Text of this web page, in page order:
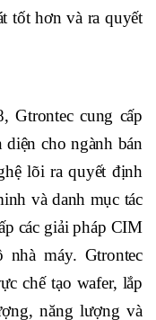
tốt hơn và ra quyết
Gtrontec cung cấp
cho ngành bán
lõi ra quyết định
và danh mục tác
các giải pháp CIM
máy. Gtrontec
chế tạo wafer, lắp
năng lượng và